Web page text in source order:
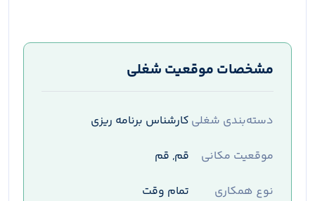
مشخصات موقعیت شغلی
دسته‌بندی شغلی کارشناس برنامه ریزی
موقعیت مکانی
قم, قم
نوع همکاری
تمام وقت